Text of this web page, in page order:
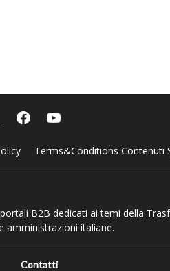
Terms&Conditions Contenuti
B2B dedicati ai temi della
amministrazioni italiane.
Contatti